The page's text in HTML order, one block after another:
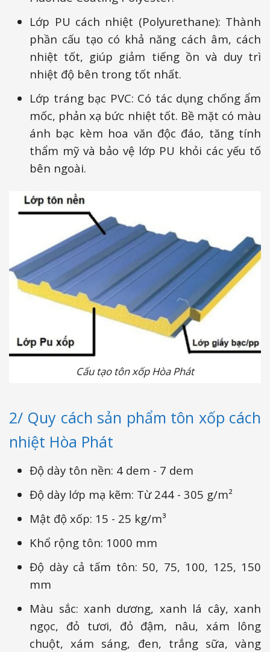
Lớp PU cách nhiệt (Polyurethane): Thành
phần cấu tạo có khả năng cách âm, cách
nhiệt tốt, giúp giảm tiếng ồn và duy trì
nhiệt độ bên trong tốt nhất.
Lớp tráng bạc PVC: Có tác dụng chống ẩm
mốc, phản xạ bức nhiệt tốt. Bề mặt có màu
ánh bạc kèm hoa văn độc đáo, tăng tính
thẩm mỹ và bảo vệ lớp PU khỏi các yếu tố
bên ngoài.
Cấu tạo tôn xốp Hòa Phát
2/ Quy cách sản phẩm tôn xốp cách
nhiệt Hòa Phát
Độ dày tôn nền: 4 dem - 7 dem
Độ dày lớp mạ kẽm: Từ 244 - 305 g/m²
Mật độ xốp: 15 - 25 kg/m³
Khổ rộng tôn: 1000 mm
Độ dày cả tấm tôn: 50, 75, 100, 125, 150
mm
Màu sắc: xanh dương, xanh lá cây, xanh
ngọc, đỏ tươi, đỏ đậm, nâu, xám lông
chuột, xám sáng, đen, trắng sữa, vàng